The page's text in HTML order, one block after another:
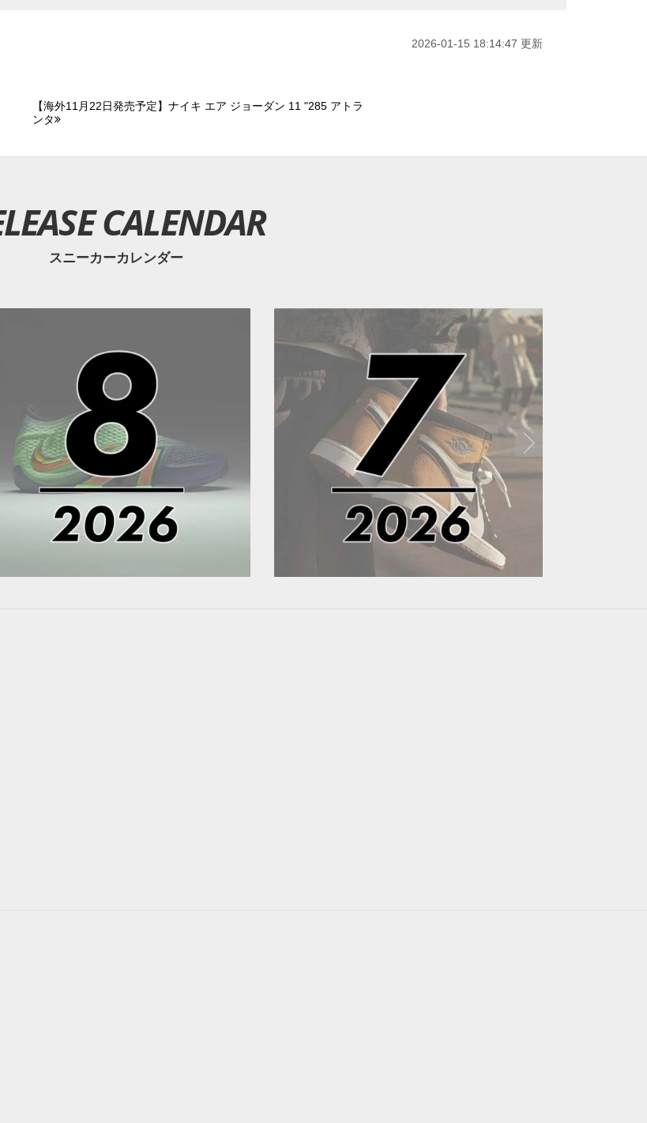
2026-01-15 18:14:47 更新
【海外11月22日発売予定】ナイキ エア ジョーダン 11 "285 アトラ
ンタ
CALENDAR
スニーカーカレンダー